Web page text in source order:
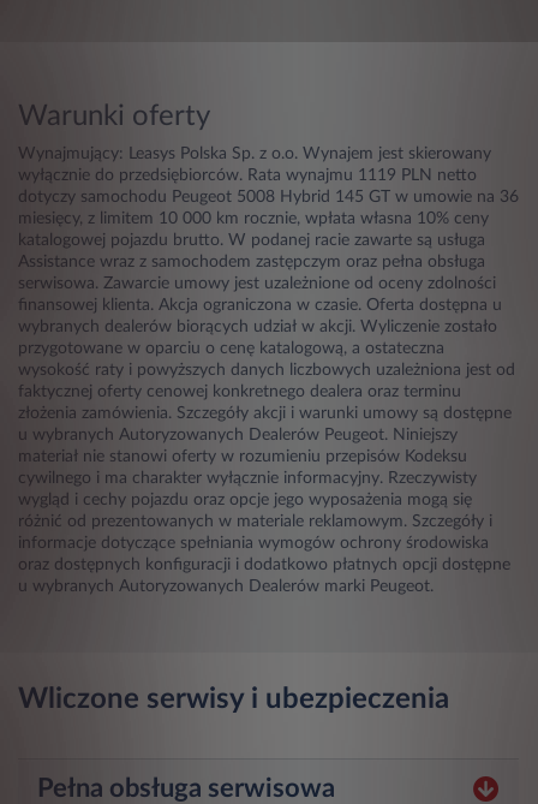
Warunki oferty
Wynajmujący: Leasys Polska Sp. z o.o. Wynajem jest skierowany
wyłącznie do przedsiębiorców. Rata wynajmu 1119 PLN netto
dotyczy samochodu Peugeot 5008 Hybrid 145 GT w umowie na 36
miesięcy, z limitem 10 000 km rocznie, wpłata własna 10% ceny
katalogowej pojazdu brutto. W podanej racie zawarte są usługa
Assistance wraz z samochodem zastępczym oraz pełna obsługa
serwisowa. Zawarcie umowy jest uzależnione od oceny zdolności
finansowej klienta. Akcja ograniczona w czasie. Oferta dostępna u
wybranych dealerów biorących udział w akcji. Wyliczenie zostało
przygotowane w oparciu o cenę katalogową, a ostateczna
wysokość raty i powyższych danych liczbowych uzależniona jest od
faktycznej oferty cenowej konkretnego dealera oraz terminu
złożenia zamówienia. Szczegóły akcji i warunki umowy są dostępne
u wybranych Autoryzowanych Dealerów Peugeot. Niniejszy
materiał nie stanowi oferty w rozumieniu przepisów Kodeksu
cywilnego i ma charakter wyłącznie informacyjny. Rzeczywisty
wygląd i cechy pojazdu oraz opcje jego wyposażenia mogą się
różnić od prezentowanych w materiale reklamowym. Szczegóły i
informacje dotyczące spełniania wymogów ochrony środowiska
oraz dostępnych konfiguracji i dodatkowo płatnych opcji dostępne
u wybranych Autoryzowanych Dealerów marki Peugeot.
Wliczone serwisy i ubezpieczenia
Pełna obsługa serwisowa